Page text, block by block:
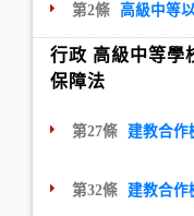
第2條 高級中等
行政 高級中等學
保障法
第27條 建教合作
第32條 建教合作